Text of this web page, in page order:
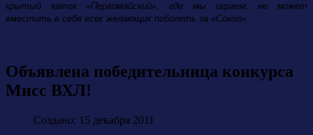
крытый каток «Первомайский», где мы играем, не может
вместить в себя всех желающих поболеть за «Сокол».
Объявлена победительница конкурса
Мисс ВХЛ!
Создано: 15 декабря 2011